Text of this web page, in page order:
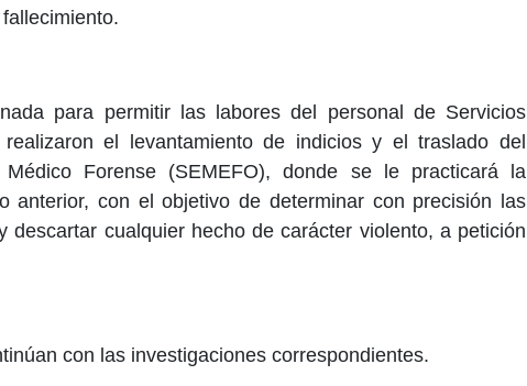
para permitir las labores del personal de Servicios
realizaron el levantamiento de indicios y el traslado del
Forense (SEMEFO), donde se le practicará la
anterior, con el objetivo de determinar con precisión las
descartar cualquier hecho de carácter violento, a petición
con las investigaciones correspondientes.